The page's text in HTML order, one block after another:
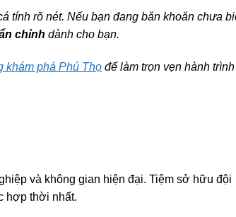
tính rõ nét. Nếu bạn đang băn khoăn chưa
chỉnh dành cho bạn.
khám phá Phú Thọ để làm trọn vẹn hành trình
và không gian hiện đại. Tiệm sở hữu đội
hợp thời nhất.